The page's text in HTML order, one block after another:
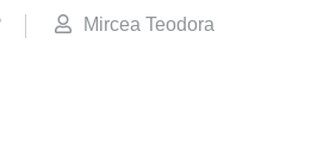
Mircea Teodora